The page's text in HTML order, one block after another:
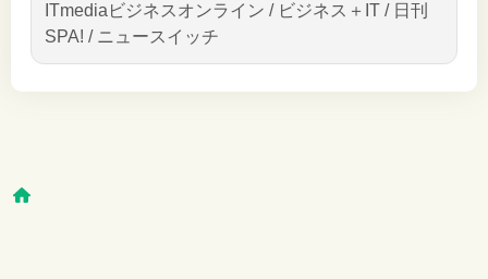
ITmediaビジネスオンライン / ビジネス＋IT / 日刊
SPA! / ニュースイッチ